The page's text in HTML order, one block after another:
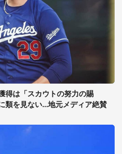
得は「スカウトの努力の賜
類を見ない...地元メディア絶賛